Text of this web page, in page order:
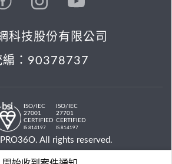
科技股份有限公司
編：90378737
ISO/IEC
27001
CERTIFIED
IS 814197
ISO/IEC
27701
CERTIFIED
IS 814197
All rights reserved.